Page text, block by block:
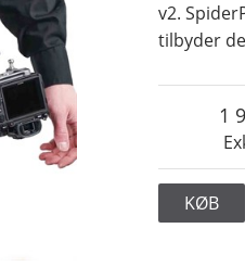
v2.
tilbyder
1
KØB